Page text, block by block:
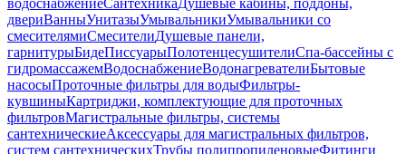
водоснабжениеСантехникаДушевые кабины, поддоны,
двериВанныУнитазыУмывальникиУмывальники со
смесителямиСмесителиДушевые панели,
гарнитурыБидеПиссуарыПолотенцесушителиСпа-бассейны с
гидромассажемВодоснабжениеВодонагревателиБытовые
насосыПроточные фильтры для водыФильтры-
кувшиныКартриджи, комплектующие для проточных
фильтровМагистральные фильтры, системы
сантехническиеАксессуары для магистральных фильтров,
систем сантехническихТрубы полипропиленовыеФитинги